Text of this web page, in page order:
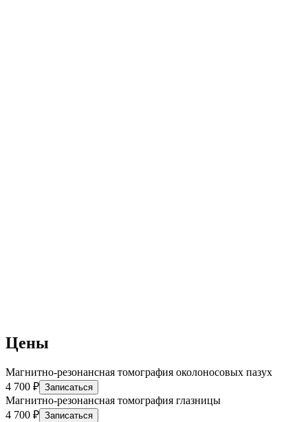
Цены
Магнитно-резонансная томография околоносовых пазух
4 700 ₽ Записаться
Магнитно-резонансная томография глазницы
4 700 ₽ Записаться